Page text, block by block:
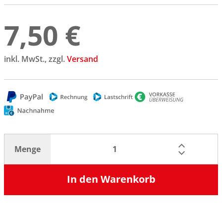
7,50 €
inkl. MwSt., zzgl.Versand
Menge
In den Warenkorb